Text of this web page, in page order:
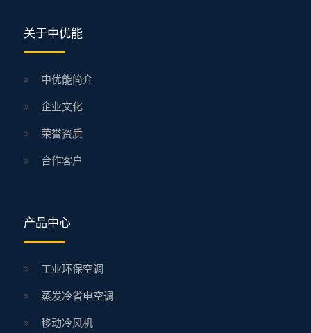
关于中优能
中优能简介
企业文化
荣誉资质
合作客户
产品中心
工业环保空调
蒸发冷省电空调
移动冷风机